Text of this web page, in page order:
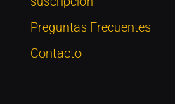
Preguntas Frecuentes
Contacto